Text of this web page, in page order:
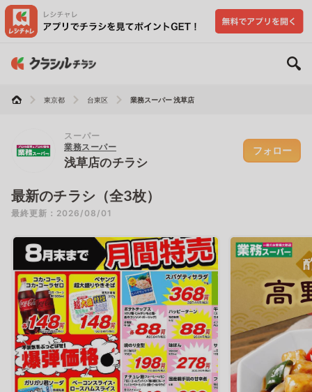
東京都 台東区 業務スーパー 浅草店
スーパー
業務スーパー
浅草店のチラシ
フォロー
最新のチラシ（全3枚）
最終更新：2026/08/01